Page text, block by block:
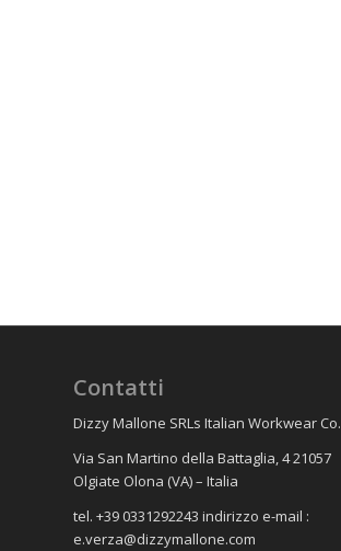
Contatti
Dizzy Mallone SRLs Italian Workwear Co.
Via San Martino della Battaglia, 4 21057
Olgiate Olona (VA) – Italia
tel. +39 0331292243 indirizzo e-mail :
e.verza@dizzymallone.com